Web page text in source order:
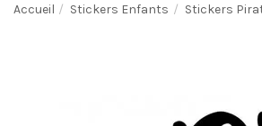
Accueil Stickers Enfants Stickers